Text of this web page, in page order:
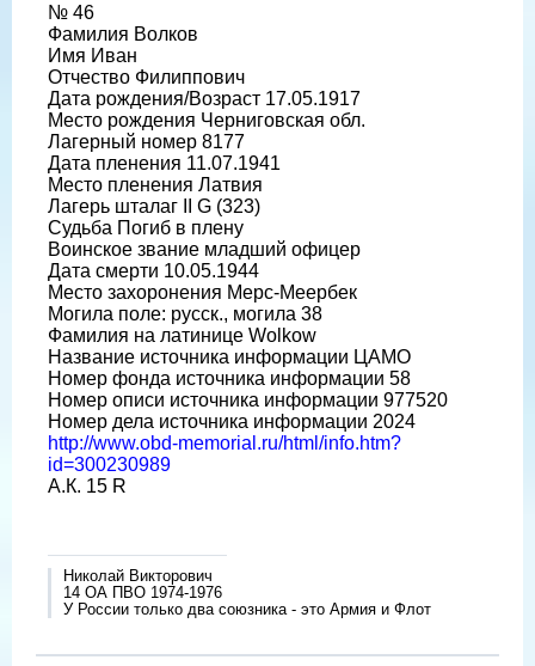
№ 46
Фамилия Волков
Имя Иван
Отчество Филиппович
Дата рождения/Возраст 17.05.1917
Место рождения Черниговская обл.
Лагерный номер 8177
Дата пленения 11.07.1941
Место пленения Латвия
Лагерь шталаг II G (323)
Судьба Погиб в плену
Воинское звание младший офицер
Дата смерти 10.05.1944
Место захоронения Мерс-Меербек
Могила поле: русск., могила 38
Фамилия на латинице Wolkow
Название источника информации ЦАМО
Номер фонда источника информации 58
Номер описи источника информации 977520
Номер дела источника информации 2024
http://www.obd-memorial.ru/html/info.htm?
id=300230989
А.К. 15 R
Николай Викторович
14 ОА ПВО 1974-1976
У России только два союзника - это Армия и Флот